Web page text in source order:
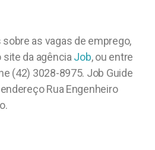
as vagas de emprego,
da agênciaJob, ou entre
(42) 3028-8975. Job Guide
Rua Engenheiro